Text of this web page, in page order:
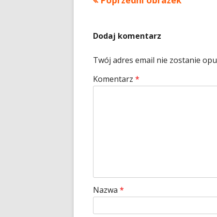
Dodaj komentarz
Twój adres email nie zostanie
Komentarz *
Nazwa *